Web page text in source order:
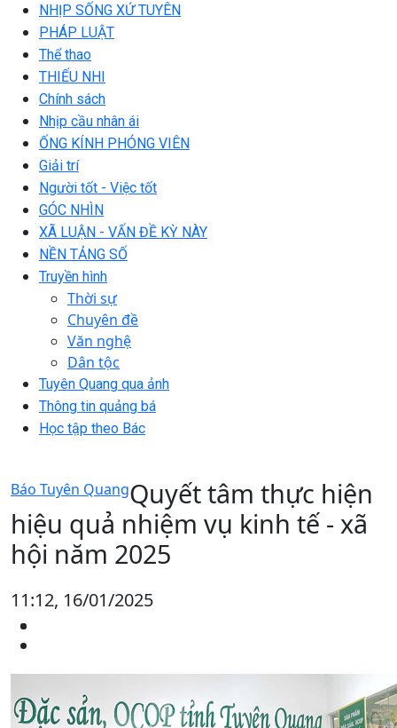
NHỊP SỐNG XỨ TUYÊN
PHÁP LUẬT
Thể thao
THIẾU NHI
Chính sách
Nhịp cầu nhân ái
ỐNG KÍNH PHÓNG VIÊN
Giải trí
Người tốt - Việc tốt
GÓC NHÌN
XÃ LUẬN - VẤN ĐỀ KỲ NÀY
NỀN TẢNG SỐ
Truyền hình
Thời sự
Chuyên đề
Văn nghệ
Dân tộc
Tuyên Quang qua ảnh
Thông tin quảng bá
Học tập theo Bác
Báo Tuyên QuangQuyết tâm thực hiện
hiệu quả nhiệm vụ kinh tế - xã
hội năm 2025
11:12, 16/01/2025